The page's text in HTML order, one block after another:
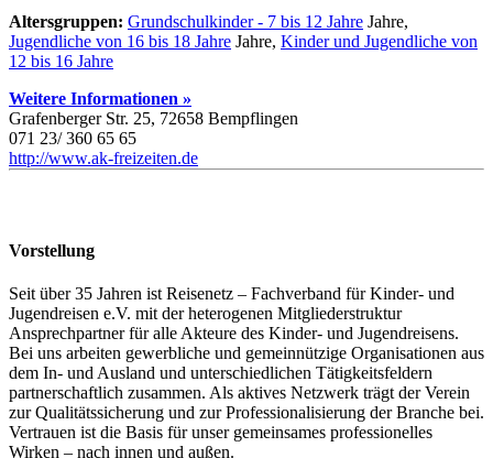
Altersgruppen: Grundschulkinder - 7 bis 12 Jahre Jahre,
Jugendliche von 16 bis 18 Jahre Jahre, Kinder und Jugendliche von
12 bis 16 Jahre
Weitere Informationen »
Grafenberger Str. 25, 72658 Bempflingen
071 23/ 360 65 65
http://www.ak-freizeiten.de
Vorstellung
Seit über 35 Jahren ist Reisenetz – Fachverband für Kinder- und
Jugendreisen e.V. mit der heterogenen Mitgliederstruktur
Ansprechpartner für alle Akteure des Kinder- und Jugendreisens.
Bei uns arbeiten gewerbliche und gemeinnützige Organisationen aus
dem In- und Ausland und unterschiedlichen Tätigkeitsfeldern
partnerschaftlich zusammen. Als aktives Netzwerk trägt der Verein
zur Qualitätssicherung und zur Professionalisierung der Branche bei.
Vertrauen ist die Basis für unser gemeinsames professionelles
Wirken – nach innen und außen.